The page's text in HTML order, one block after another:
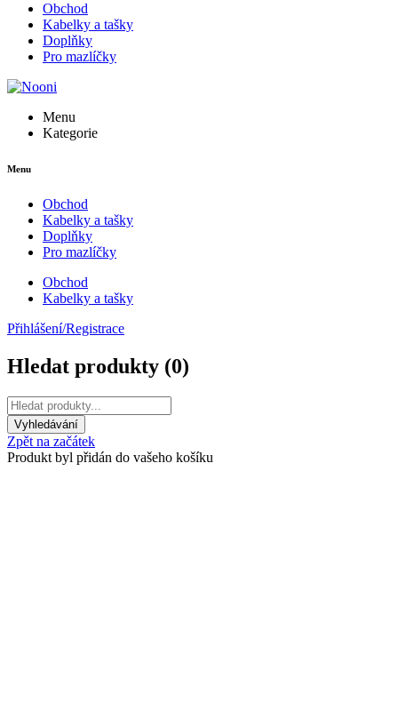
Obchod
Kabelky a tašky
Doplňky
Pro mazlíčky
Menu
Kategorie
Menu
Obchod
Kabelky a tašky
Doplňky
Pro mazlíčky
Obchod
Kabelky a tašky
Přihlášení/Registrace
Hledat produkty (0)
Zpět na začátek
Produkt byl přidán do vašeho košíku